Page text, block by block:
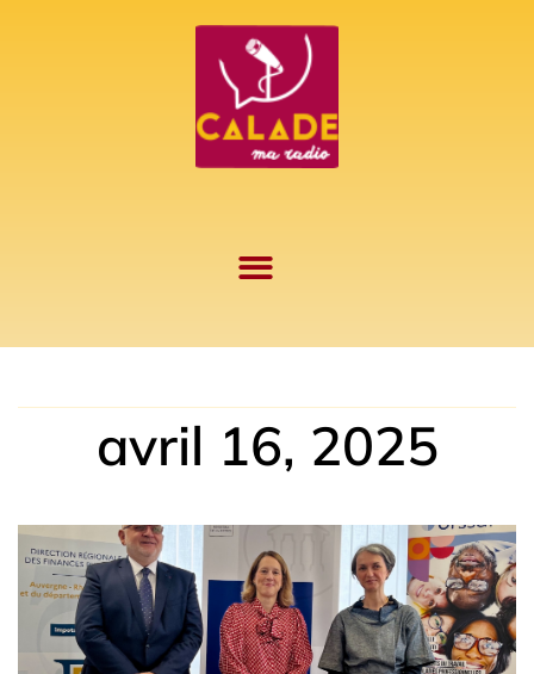
avril 16, 2025